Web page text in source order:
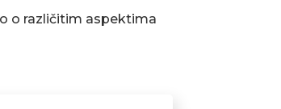
o različitim aspektima